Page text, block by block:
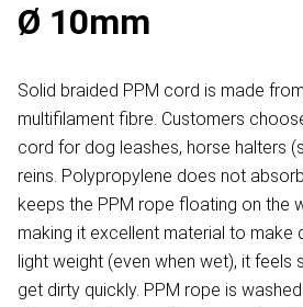
Ø 10mm
Solid braided PPM cord is made
multifilament fibre. Customers
cord for dog leashes, horse halters
reins. Polypropylene does not
keeps the PPM rope floating on the
making it excellent material to make
light weight (even when wet), it feels
get dirty quickly. PPM rope is